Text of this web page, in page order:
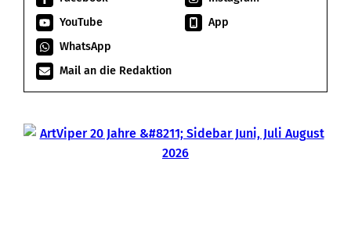
YouTube
App
WhatsApp
Mail an die Redaktion